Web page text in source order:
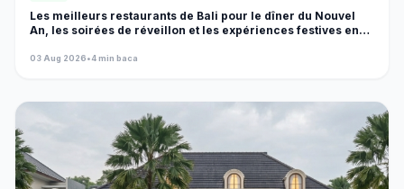
Les meilleurs restaurants de Bali pour le dîner du Nouvel
An, les soirées de réveillon et les expériences festives en
03 Aug 2026•4 min baca